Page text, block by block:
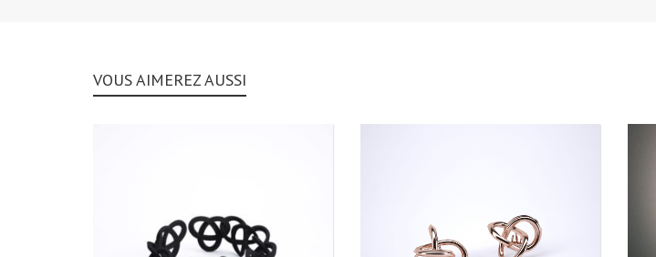
VOUS AIMEREZ AUSSI